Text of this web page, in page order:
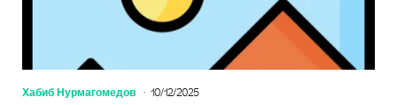
Хабиб Нурмагомедов 10/12/2025